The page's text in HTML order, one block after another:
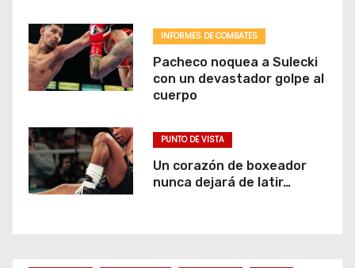
INFORMES DE COMBATES
Pacheco noquea a Sulecki
con un devastador golpe al
cuerpo
PUNTO DE VISTA
Un corazón de boxeador
nunca dejará de latir…